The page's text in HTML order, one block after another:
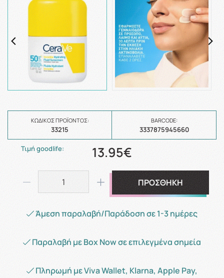
ΚΩΔΙΚΌΣ ΠΡΟΪΌΝΤΟΣ:
33215
BARCODE:
3337875945660
Τιμή goodlife: 13.95€
ΠΡΟΣΘΗΚΗ
Άμεση παραλαβή/Παράδοση σε 1-3 ημέρες
Παραλαβή με Box Now σε επιλεγμένα σημεία
Πληρωμή με Viva Wallet, Klarna, Apple Pay,